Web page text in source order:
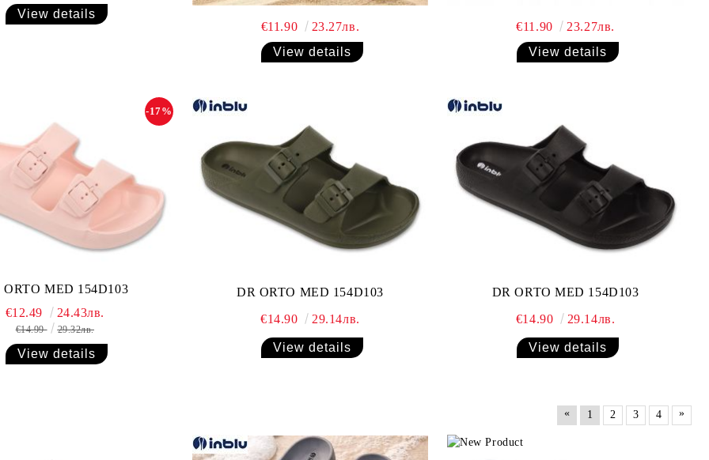
View details
€11.90
23.27лв.
View details
€11.90
23.27лв.
View details
ORTO MED 154D103
-17%
€12.49 24.43лв.
€14.99 29.32лв.
View details
DR ORTO MED 154D103
€14.90
29.14лв.
View details
DR ORTO MED 154D103
€14.90
29.14лв.
View details
« 1 2 3 4 »